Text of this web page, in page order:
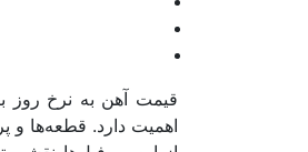
قیمت آهن به نرخ روز
اهمیت دارد. قطعه‌ها و